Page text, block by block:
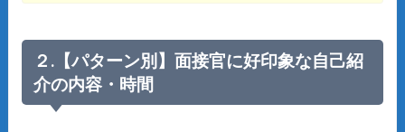
２.【パターン別】面接官に好印象な自己紹
介の内容・時間